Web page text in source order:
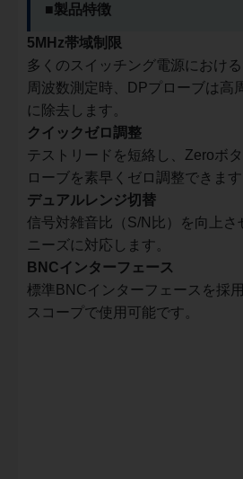
■製品特徴
5MHz帯域制限
多くのスイッチング電源におけ
周波数測定時、DPプローブは高
に除去します。
クイックゼロ調整
テストリードを短絡し、Zeroボ
ローブを素早くゼロ調整できます
デュアルレンジ切替
信号対雑音比（S/N比）を向上さ
ニーズに対応します。
BNCインターフェース
標準BNCインターフェースを採
スコープで使用可能です。